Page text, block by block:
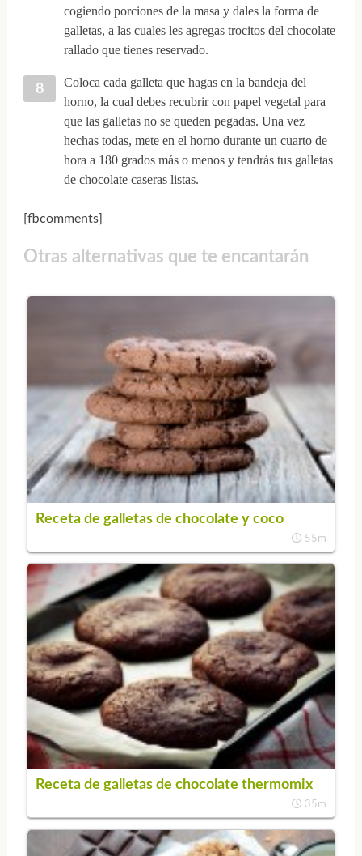
cogiendo porciones de la masa y dales la forma de
galletas, a las cuales les agregas trocitos del chocolate
rallado que tienes reservado.
Coloca cada galleta que hagas en la bandeja del
horno, la cual debes recubrir con papel vegetal para
que las galletas no se queden pegadas. Una vez
hechas todas, mete en el horno durante un cuarto de
hora a 180 grados más o menos y tendrás tus galletas
de chocolate caseras listas.
[fbcomments]
Otras alternativas que te encantarán
Receta de galletas de chocolate y coco
55m
Receta de galletas de chocolate thermomix
35m